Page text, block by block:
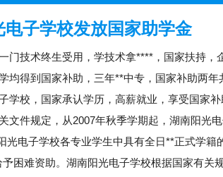
电子学校发放国家助学金
门技术终生受用，学技术拿****，国家扶持，
均得到国家补助，三年**中专，国家补助两年
学校，国家承认学历，高薪就业，享受国家
文件规定，从2007年秋季学期起，湖南阳光
光电子学校各专业学生中具有全日**正式学籍
困难资助。湖南阳光电子学校根据国家有关